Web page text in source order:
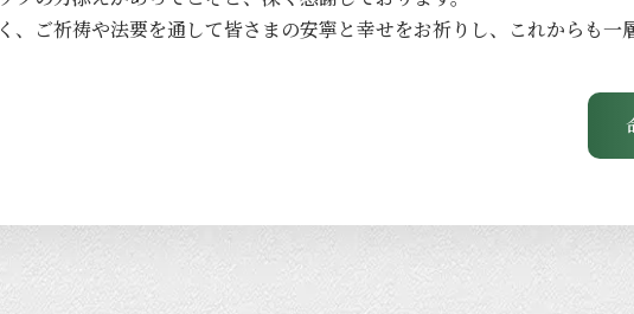
ご祈祷や法要を通して皆さまの安寧と幸せをお祈りし、 これからも一